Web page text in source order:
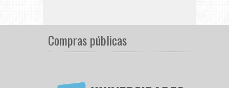
Compras públicas